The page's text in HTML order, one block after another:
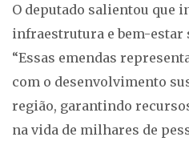
O deputado salientou que
infraestrutura e bem-estar
“Essas emendas
com o desenvolvimento
região, garantindo
na vida de milhares de